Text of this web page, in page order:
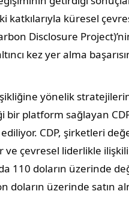
katkılarıyla küresel
Disclosure
kez yer alma
yönelik
bir platform sağlayan
CDP, şirketleri
çevresel liderlikle
110 doların üzerinde
doların üzerinde satın